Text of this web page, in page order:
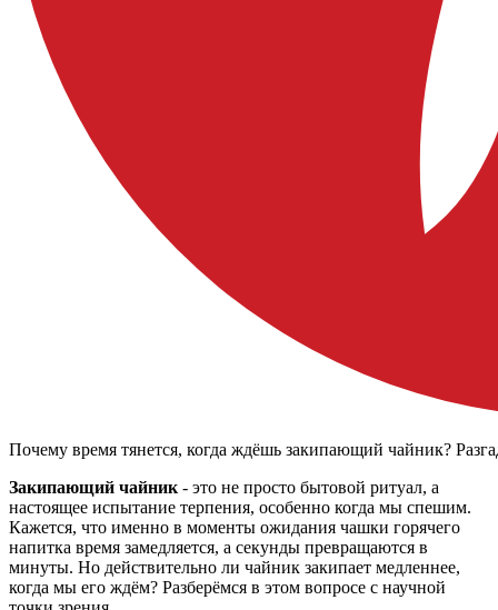
Почему время тянется, когда ждёшь закипающий чайник?
Закипающий чайник - это не просто бытовой ритуал, а
настоящее испытание терпения, особенно когда мы спешим.
Кажется, что именно в моменты ожидания чашки горячего
напитка время замедляется, а секунды превращаются в
минуты. Но действительно ли чайник закипает медленнее,
когда мы его ждём? Разберёмся в этом вопросе с научной